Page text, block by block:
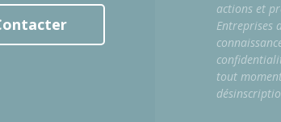
actions et
Entreprises
tout